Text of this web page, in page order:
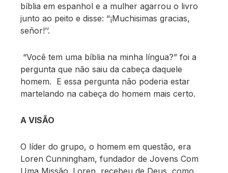
bíblia em espanhol e a mulher agarrou o livro
junto ao peito e disse: “¡Muchisimas gracias,
señor!’’.
“Você tem uma bíblia na minha língua?” foi a
pergunta que não saiu da cabeça daquele
homem. E essa pergunta não poderia estar
martelando na cabeça do homem mais certo.
A VISÃO
O líder do grupo, o homem em questão, era
Loren Cunningham, fundador de Jovens Com